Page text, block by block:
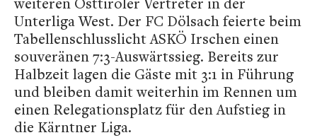
Unterliga West. Der FC Dölsach feierte beim
Tabellenschlusslicht ASKÖ Irschen einen
souveränen 7:3-Auswärtssieg. Bereits zur
Halbzeit lagen die Gäste mit 3:1 in Führung
und bleiben damit weiterhin im Rennen um
einen Relegationsplatz für den Aufstieg in
die Kärntner Liga.